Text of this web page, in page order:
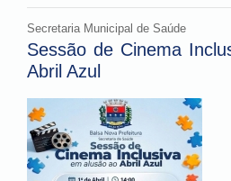
Secretaria Municipal de Saúde
Sessão de Cinema
Abril Azul